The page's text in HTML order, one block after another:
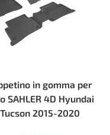
in gomma per
SAHLER 4D Hyundai
Tucson 2015-2020